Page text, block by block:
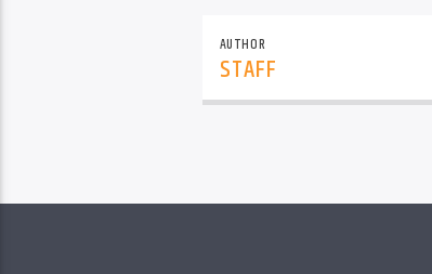
AUTHOR
STAFF